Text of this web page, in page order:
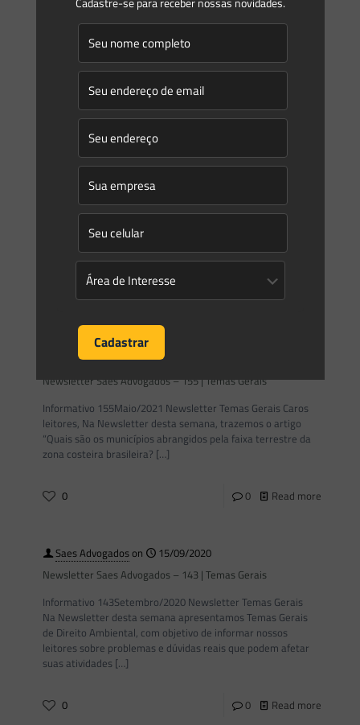
Informativo 157Junho/2021 Newsletter Florestal Estimados
leitores, Na Newsletter desta semana abordamos temas
relacionados ao setor Florestal. Inicialmente, em “A doação
de áreas localizadas em Unidades de
Newsletter Saes Advogados – 156 | Portos e Construção
Informativo 156Maio/2021 Newsletter Portos e Construção
Naval Estimados leitores, A Newsletter desta semana
Naval. Inicialmente, discorremos sobre[…]
0 Read more
Saes Advogadoson
04/05/2021
Newsletter Saes Advogados – 155 | Temas Gerais
Informativo 155Maio/2021 Newsletter Temas Gerais Caros
leitores, Na Newsletter desta semana, trazemos o artigo
“Quais são os municípios abrangidos pela faixa terrestre da
zona costeira brasileira? […]
0 0 Read more
Saes Advogadoson
15/09/2020
Newsletter Saes Advogados – 143 | Temas Gerais
Informativo 143Setembro/2020 Newsletter Temas Gerais
Na Newsletter desta semana apresentamos Temas Gerais
de Direito Ambiental, com objetivo de informar nossos
leitores sobre problemas e dúvidas reais que podem afetar
suas atividades […]
0 0 Read more